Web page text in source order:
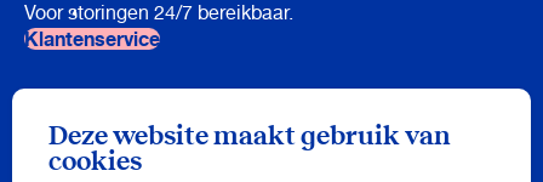
Deze website maakt gebruik van
cookies
Voor storingen 24/7 bereikbaar.
Klantenservice
Nieuwsbrief
Meld je aan en ontvang drie keer per jaar onze nieuwsbrief vol
watertips!